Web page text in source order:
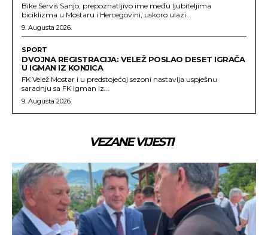
Bike Servis Sanjo, prepoznatljivo ime među ljubiteljima
biciklizma u Mostaru i Hercegovini, uskoro ulazi...
9. Augusta 2026.
SPORT
DVOJNA REGISTRACIJA: VELEŽ POSLAO DESET IGRAČA
U IGMAN IZ KONJICA
FK Velež Mostar i u predstojećoj sezoni nastavlja uspješnu
saradnju sa FK Igman iz...
9. Augusta 2026.
VEZANE VIJESTI